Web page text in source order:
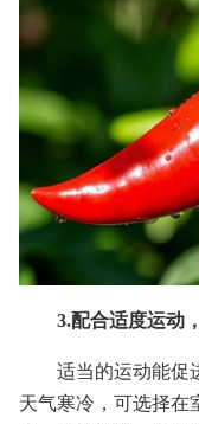
3.配合适度运动
适当的运动能促
天气寒冷，可选择在